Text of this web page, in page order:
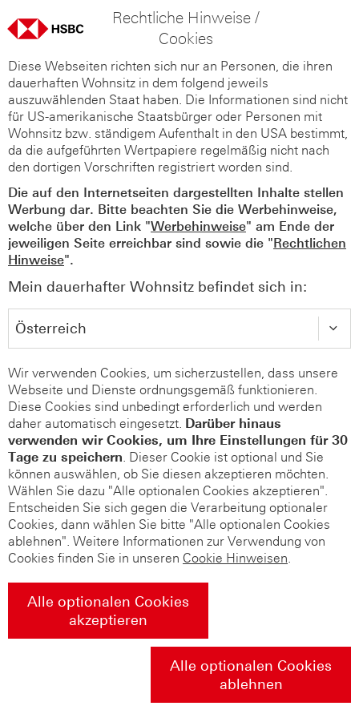
Rechtliche Hinweise /
Cookies
Diese Webseiten richten sich nur an Personen, die ihren
dauerhaften Wohnsitz in dem folgend jeweils
auszuwählenden Staat haben. Die Informationen sind nicht
für US-amerikanische Staatsbürger oder Personen mit
Wohnsitz bzw. ständigem Aufenthalt in den USA bestimmt,
da die aufgeführten Wertpapiere regelmäßig nicht nach
den dortigen Vorschriften registriert worden sind.
Die auf den Internetseiten dargestellten Inhalte stellen
Werbung dar. Bitte beachten Sie die Werbehinweise,
welche über den Link "Werbehinweise" am Ende der
jeweiligen Seite erreichbar sind sowie die "Rechtlichen
Hinweise".
Mein dauerhafter Wohnsitz befindet sich in:
Wir verwenden Cookies, um sicherzustellen, dass unsere
Webseite und Dienste ordnungsgemäß funktionieren.
Diese Cookies sind unbedingt erforderlich und werden
daher automatisch eingesetzt. Darüber hinaus
verwenden wir Cookies, um Ihre Einstellungen für 30
Tage zu speichern. Dieser Cookie ist optional und Sie
können auswählen, ob Sie diesen akzeptieren möchten.
Wählen Sie dazu "Alle optionalen Cookies akzeptieren".
Entscheiden Sie sich gegen die Verarbeitung optionaler
Cookies, dann wählen Sie bitte "Alle optionalen Cookies
ablehnen". Weitere Informationen zur Verwendung von
Cookies finden Sie in unseren Cookie Hinweisen.
Alle optionalen Cookies
akzeptieren
Alle optionalen Cookies
ablehnen